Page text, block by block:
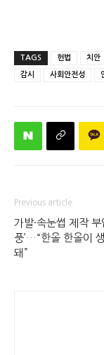
TAGS 헌법 치안
감시 사회안전성
Previous article
가발·속눈썹 제작 부
풍’…“한올 한올이
돼”